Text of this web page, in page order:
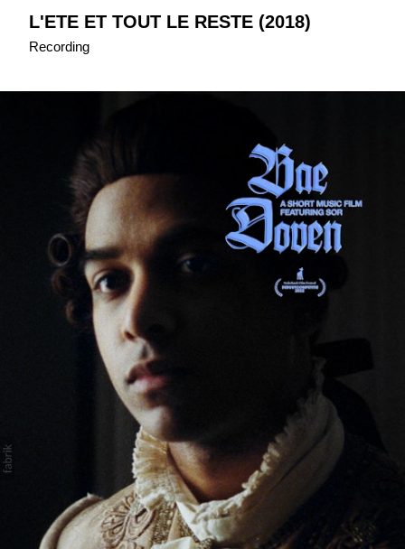
L'ETE ET TOUT LE RESTE (2018)
Recording